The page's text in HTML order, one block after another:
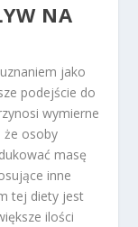
NA
jako
podejście do
wymierne
że osoby
masę
inne
tej diety jest
ilości